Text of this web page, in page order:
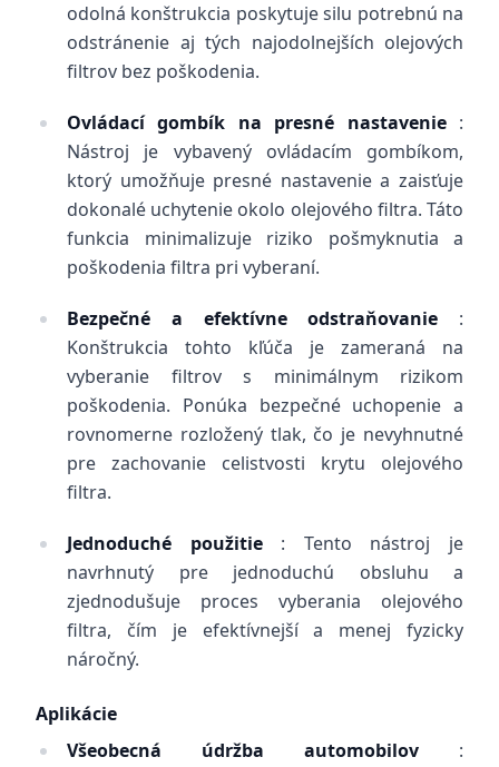
odolná konštrukcia poskytuje silu potrebnú na
odstránenie aj tých najodolnejších olejových
filtrov bez poškodenia.
Ovládací gombík na presné nastavenie:
Nástroj je vybavený ovládacím gombíkom,
ktorý umožňuje presné nastavenie a zaisťuje
dokonalé uchytenie okolo olejového filtra. Táto
funkcia minimalizuje riziko pošmyknutia a
poškodenia filtra pri vyberaní.
Bezpečné a efektívne odstraňovanie :
Konštrukcia tohto kľúča je zameraná na
vyberanie filtrov s minimálnym rizikom
poškodenia. Ponúka bezpečné uchopenie a
rovnomerne rozložený tlak, čo je nevyhnutné
pre zachovanie celistvosti krytu olejového
filtra.
Jednoduché použitie: Tento nástroj je
navrhnutý pre jednoduchú obsluhu a
zjednodušuje proces vyberania olejového
filtra, čím je efektívnejší a menej fyzicky
náročný.
Aplikácie
Všeobecná údržba automobilov :